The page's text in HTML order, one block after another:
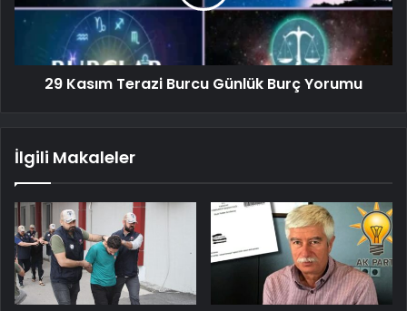
29 Kasım Terazi Burcu Günlük Burç Yorumu
İlgili Makaleler